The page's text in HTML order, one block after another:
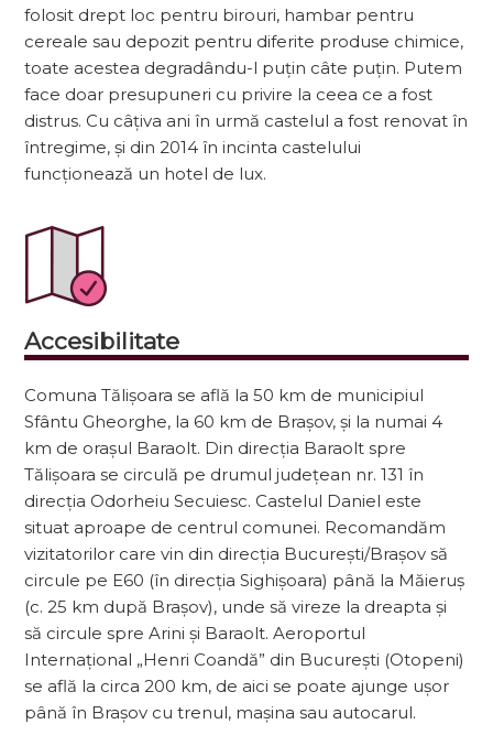
folosit drept loc pentru birouri, hambar pentru
cereale sau depozit pentru diferite produse chimice,
toate acestea degradându-l puțin câte puțin. Putem
face doar presupuneri cu privire la ceea ce a fost
distrus. Cu câțiva ani în urmă castelul a fost renovat în
întregime, și din 2014 în incinta castelului
funcționează un hotel de lux.
Accesibilitate
Comuna Tălișoara se află la 50 km de municipiul
Sfântu Gheorghe, la 60 km de Brașov, și la numai 4
km de orașul Baraolt. Din direcția Baraolt spre
Tălișoara se circulă pe drumul județean nr. 131 în
direcția Odorheiu Secuiesc. Castelul Daniel este
situat aproape de centrul comunei. Recomandăm
vizitatorilor care vin din direcția București/Brașov să
circule pe E60 (în direcția Sighișoara) până la Măieruș
(c. 25 km după Brașov), unde să vireze la dreapta și
să circule spre Arini și Baraolt. Aeroportul
Internațional „Henri Coandă” din București (Otopeni)
se află la circa 200 km, de aici se poate ajunge ușor
până în Brașov cu trenul, mașina sau autocarul.